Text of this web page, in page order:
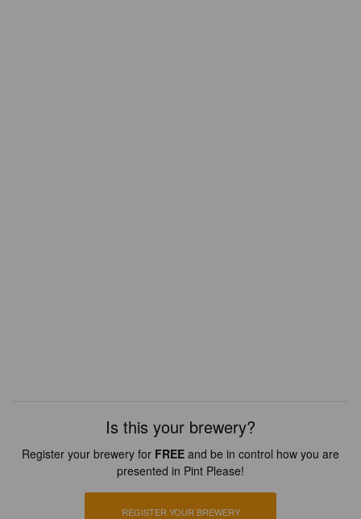
Is this your brewery?
Register your brewery for FREE and be in control how you are
presented in Pint Please!
REGISTER YOUR BREWERY